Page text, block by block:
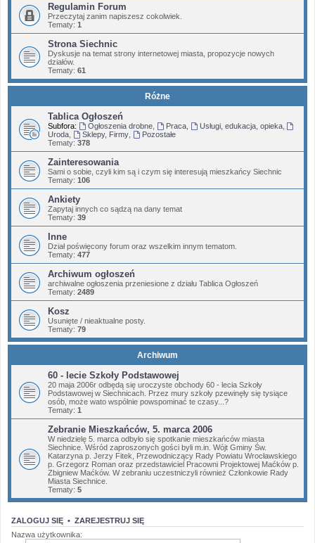
Regulamin Forum
Przeczytaj zanim napiszesz cokolwiek.
Tematy: 1
Strona Siechnic
Dyskusje na temat strony internetowej miasta, propozycje nowych
działów.
Tematy: 61
Różne
Tablica Ogłoszeń
Subfora: Ogłoszenia drobne, Praca, Usługi, edukacja, opieka,
Uroda
Sklepy, Firmy,
Pozostałe
Tematy: 378
Zainteresowania
Sami o sobie, czyli kim są i czym się interesują mieszkańcy Siechnic
Tematy: 106
Ankiety
Zapytaj innych co sądzą na dany temat
Tematy: 39
Inne
Dział poświęcony forum oraz wszelkim innym tematom.
Tematy: 477
Archiwum ogłoszeń
archiwalne ogłoszenia przeniesione z działu Tablica Ogłoszeń
Tematy: 2489
Kosz
Usunięte / nieaktualne posty.
Tematy: 79
Archiwum
60 - lecie Szkoły Podstawowej
20 maja 2006r odbędą się uroczyste obchody 60 - lecia Szkoły
Podstawowej w Siechnicach. Przez mury szkoły pzewinęły się tysiące
osób, może wato wspólnie powspominać te czasy...?
Tematy: 1
Zebranie Mieszkańców, 5. marca 2006
W niedzielę 5. marca odbyło się spotkanie mieszkańców miasta
Siechnice. Wśród zaproszonych gości byli m.in. Wójt Gminy Św.
Katarzyna p. Jerzy Fitek, Przewodniczący Rady Powiatu Wrocławskiego
p. Grzegorz Roman oraz przedstawiciel Pracowni Projektowej Maćków p.
Zbigniew Maćków. W zebraniu uczestniczyli również Członkowie Rady
Miasta Siechnice.
Tematy: 5
ZALOGUJ SIĘ • ZAREJESTRUJ SIĘ
Nazwa użytkownika: